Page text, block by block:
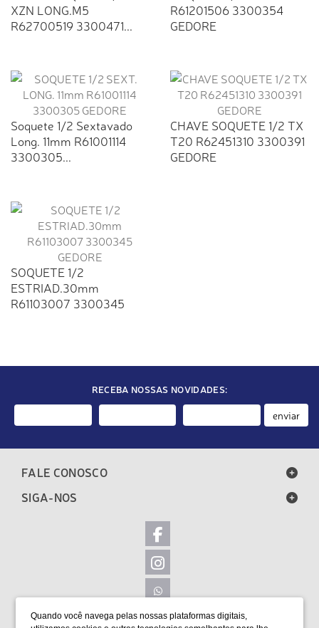
Quando você navega pelas nossas plataformas digitais,
XZN LONG.M5
R62700519 3300471...
R61201506 3300354
GEDORE
Soquete 1/2 Sextavado
Long. 11mm R61001114
3300305...
CHAVE SOQUETE 1/2 TX
T20 R62451310 3300391
GEDORE
SOQUETE 1/2
ESTRIAD.30mm
R61103007 3300345
RECEBA NOSSAS NOVIDADES:
enviar
FALE CONOSCO
SIGA-NOS
LOCALIZAÇÃO